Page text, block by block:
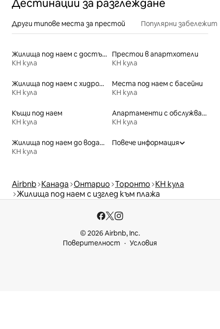
Дестинации за разглеждане
Други типове места за престой Популярни
Жилища под наем с достъп до езеро
КН кула
Престои в апартхотели
КН кула
Жилища под наем с хидромасажна вана
КН кула
Места под наем с басейни
КН кула
Къщи под наем
КН кула
Апартаменти с обслужване под наем
КН кула
Жилища под наем до водата
КН кула
Повече информация
Airbnb Канада Онтарио Торонто КН кула
Жилища под наем с изглед към плажа
© 2026 Airbnb, Inc.
Поверителност
Условия